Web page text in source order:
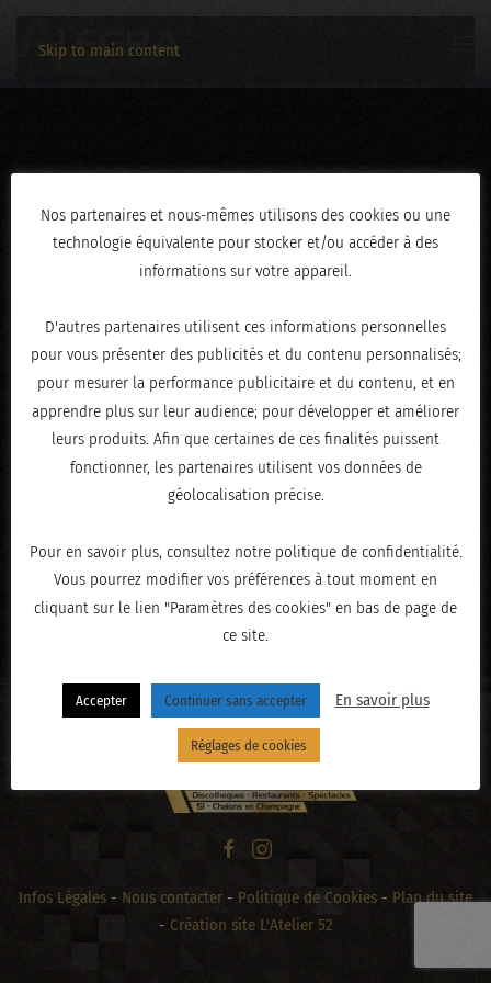
Skip to main content
IMG_9216
ÉCRIT LEFÉVRIER 19, 2026
« PRÉCÉDENT
Infos Légales - Nous contacter - Politique de Cookies - Plan du site
- Création site L'Atelier 52
Nos partenaires et nous-mêmes utilisons des cookies ou une
technologie équivalente pour stocker et/ou accéder à des
informations sur votre appareil.
D'autres partenaires utilisent ces informations personnelles
pour vous présenter des publicités et du contenu personnalisés;
pour mesurer la performance publicitaire et du contenu, et en
apprendre plus sur leur audience; pour développer et améliorer
leurs produits. Afin que certaines de ces finalités puissent
fonctionner, les partenaires utilisent vos données de
géolocalisation précise.
Pour en savoir plus, consultez notre politique de confidentialité.
Vous pourrez modifier vos préférences à tout moment en
cliquant sur le lien "Paramètres des cookies" en bas de page de
ce site.
Accepter Continuer sans accepter En savoir plus
Réglages de cookies